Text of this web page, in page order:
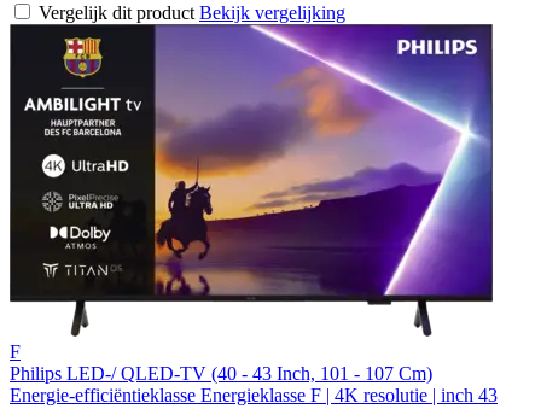
Vergelijk dit product Bekijk vergelijking
F
Philips LED-/ QLED-TV (40 - 43 Inch, 101 - 107 Cm)
Energie-efficiëntieklasse Energieklasse F | 4K resolutie | inch 43